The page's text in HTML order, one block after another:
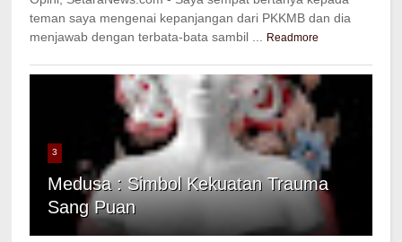
teman saya mengenai kepanjangan dari PKKMB dan dia
menjawab dengan terbata-bata sambil ...
Readmore
3
Medusa : Simbol Kekuatan Trauma
Sang Puan